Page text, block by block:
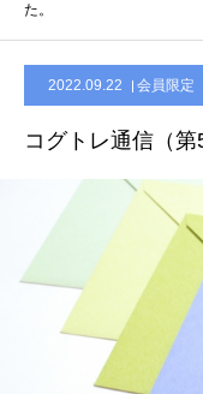
た。
2022.09.22 会員限定
コグトレ通信（第
会員限定ページ